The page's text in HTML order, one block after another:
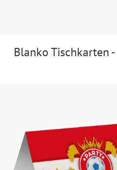
Blanko Tischkarten